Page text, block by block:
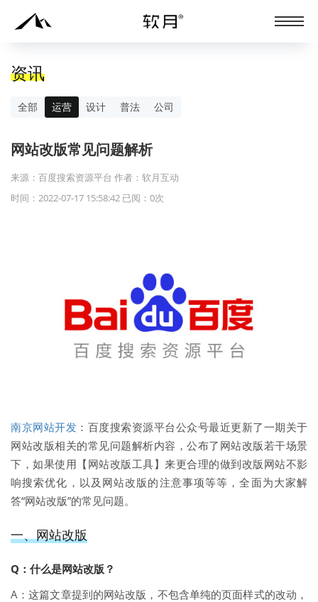
资讯
全部 运营 设计 普法 公司
网站改版常见问题解析
来源：百度搜索资源平台 作者：软月互动
时间：2022-07-17 15:58:42 已阅： 0次
南京网站开发 ：百度搜索资源平台公众号最近更新了一期关于
网站改版相关的常见问题解析内容，公布了网站改版若干场景
下，如果使用【网站改版工具】来更合理的做到改版网站不影
响搜索优化，以及网站改版的注意事项等等，全面为大家解
答“网站改版”的常见问题。
一、网站改版
Q：什么是网站改版？
A：这篇文章提到的网站改版，不包含单纯的页面样式的改动，